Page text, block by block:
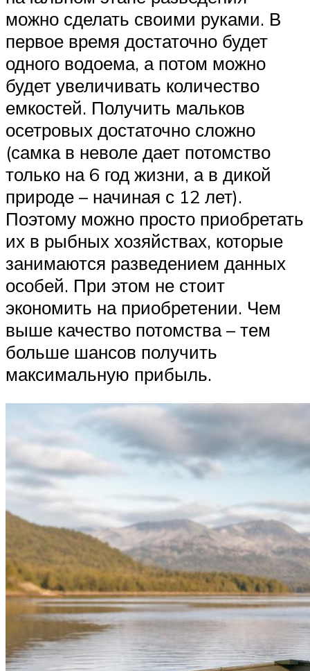
можно сделать своими руками. В
первое время достаточно будет
одного водоема, а потом можно
будет увеличивать количество
емкостей. Получить мальков
осетровых достаточно сложно
(самка в неволе дает потомство
только на 6 год жизни, а в дикой
природе – начиная с 12 лет).
Поэтому можно просто приобретать
их в рыбных хозяйствах, которые
занимаются разведением данных
особей. При этом не стоит
экономить на приобретении. Чем
выше качество потомства – тем
больше шансов получить
максимальную прибыль.